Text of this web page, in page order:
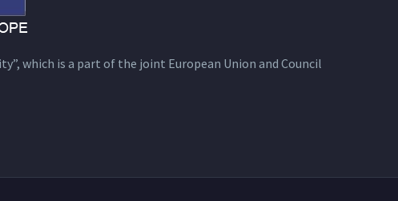
which is a part of the joint European Union and Council